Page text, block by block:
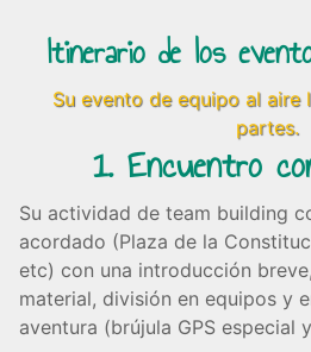
Itinerario de los
Su evento de equipo al aire
partes.
1. Encuentro
Su actividad de team building
acordado (Plaza de la
etc) con una introducción
material, división en equipos y
aventura (brújula GPS especial